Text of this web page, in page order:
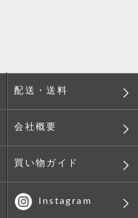
配送・送料
会社概要
買い物ガイド
Instagram